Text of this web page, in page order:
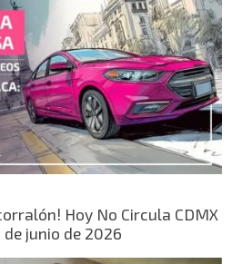
Hoy No Circula CDMX
de junio de 2026